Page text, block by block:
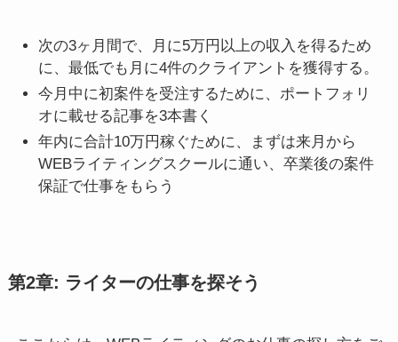
次の3ヶ月間で、月に5万円以上の収入を得るため
に、最低でも月に4件のクライアントを獲得する。
今月中に初案件を受注するために、ポートフォリ
オに載せる記事を3本書く
年内に合計10万円稼ぐために、まずは来月から
WEBライティングスクールに通い、卒業後の案件
保証で仕事をもらう
第2章: ライターの仕事を探そう